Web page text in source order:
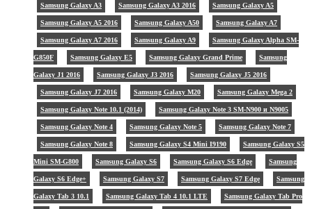
Samsung Galaxy A3 Samsung Galaxy A3 2016 Samsung Galaxy A5
Samsung Galaxy A5 2016 Samsung Galaxy A50 Samsung Galaxy A7
Samsung Galaxy A7 2016 Samsung Galaxy A9 Samsung Galaxy Alpha SM-
G850F Samsung Galaxy E5 Samsung Galaxy Grand Prime Samsung
Galaxy J1 2016 Samsung Galaxy J3 2016 Samsung Galaxy J5 2016
Samsung Galaxy J7 2016 Samsung Galaxy M20 Samsung Galaxy Mega 2
Samsung Galaxy Note 10.1 (2014) Samsung Galaxy Note 3 SM-N900 и N9005
Samsung Galaxy Note 4 Samsung Galaxy Note 5 Samsung Galaxy Note 7
Samsung Galaxy Note 8 Samsung Galaxy S4 Mini I9190 Samsung Galaxy S5
Mini SM-G800 Samsung Galaxy S6 Samsung Galaxy S6 Edge Samsung
Galaxy S6 Edge+ Samsung Galaxy S7 Samsung Galaxy S7 Edge Samsung
Galaxy Tab 3 10.1 Samsung Galaxy Tab 4 10.1 LTE Samsung Galaxy Tab Pro